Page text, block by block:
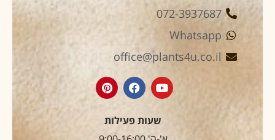
072-3937687
Whatsapp
office@plants4u.co.il
שעות פעילות